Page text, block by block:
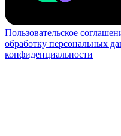
Пользовательское
обработку персональных
конфиденциальности